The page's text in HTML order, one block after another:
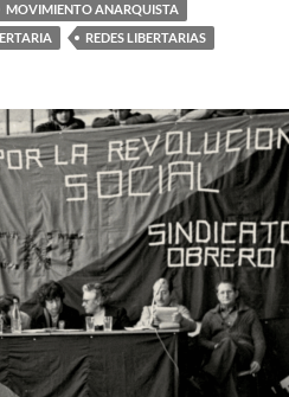
MOVIMIENTO ANARQUISTA
REDES LIBERTARIAS